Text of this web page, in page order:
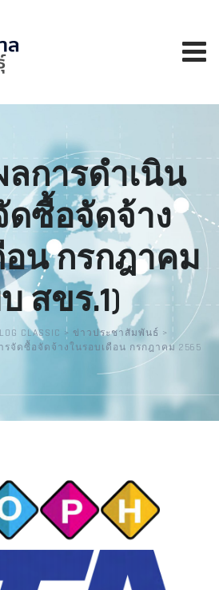
การดำเนิน
ดซื้อจัดจ้าง
น กรกฎาคม
สขร.1)
CLASSIC > ข่าวประชาสัมพันธ์ >
รจัดซื้อจัดจ้างในรอบเดือน กรกฎาคม 2565